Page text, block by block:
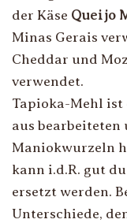
der Käse Queijo
Minas Gerais
Cheddar und
verwendet.
Tapioka-Mehl ist
aus bearbeiteten
Maniokwurzeln
kann i.d.R. gut
ersetzt werden.
Unterschiede,